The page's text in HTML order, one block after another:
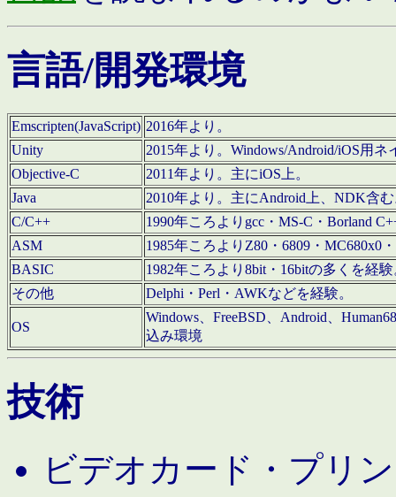
言語/開発環境
Emscripten(JavaScript) 2016年より。
Unity
2015年より。Windows/Android/iOS用
Objective-C
2011年より。主にiOS上。
Java
2010年より。主にAndroid上、NDK含
C/C++
1990年ころよりgcc・MS-C・Borland
ASM
1985年ころよりZ80・6809・MC680x0
BASIC
1982年ころより8bit・16bitの多くを経
その他
Delphi・Perl・AWKなどを経験。
OS
Windows、FreeBSD、Android、
込み環境
技術
ビデオカード・プリ